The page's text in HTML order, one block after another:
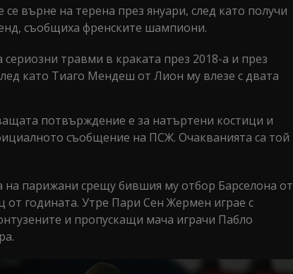
върне на терена през януари, след като получи
съобщиха френските шампиони.
травми в краката през 2018-а и през
като Тиаго Мендеш от Лион му влезе с двата
потвърждение е за натъртени костици и
съобщение на ПСЖ. Очакванията са той
парижани срещу бившия му отбор Барселона от
годината. Утре Пари Сен Жермен играе с
и пропускащи мача играчи Пабло